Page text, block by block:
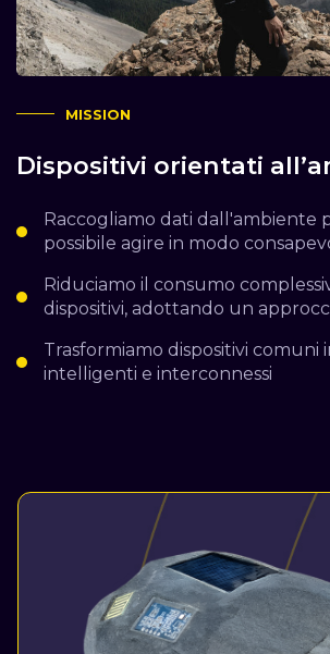
MISSION
Dispositivi orientati
Raccogliamo dati dall'ambiente
possibile agire in modo
Riduciamo il consumo
dispositivi, adottando un
Trasformiamo dispositivi comuni
intelligenti e interconnessi